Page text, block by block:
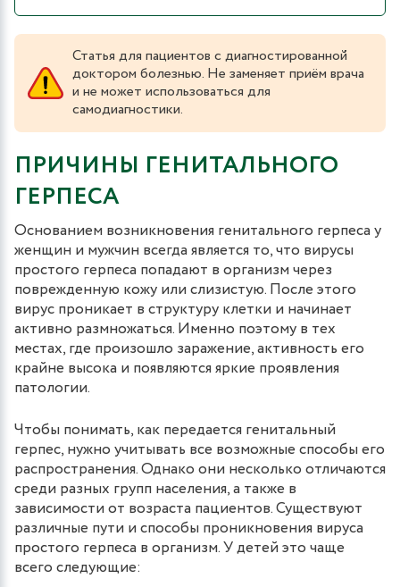
Статья для пациентов с диагностированной
доктором болезнью. Не заменяет приём врача
и не может использоваться для
самодиагностики.
ПРИЧИНЫ ГЕНИТАЛЬНОГО
ГЕРПЕСА
Основанием возникновения генитального герпеса у
женщин и мужчин всегда является то, что вирусы
простого герпеса попадают в организм через
поврежденную кожу или слизистую. После этого
вирус проникает в структуру клетки и начинает
активно размножаться. Именно поэтому в тех
местах, где произошло заражение, активность его
крайне высока и появляются яркие проявления
патологии.
Чтобы понимать, как передается генитальный
герпес, нужно учитывать все возможные способы его
распространения. Однако они несколько отличаются
среди разных групп населения, а также в
зависимости от возраста пациентов. Существуют
различные пути и способы проникновения вируса
простого герпеса в организм. У детей это чаще
всего следующие: